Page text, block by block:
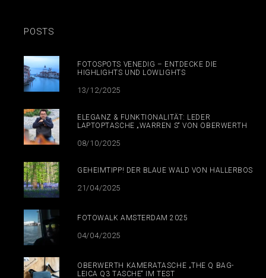
POSTS
FOTOSPOTS VENEDIG – ENTDECKE DIE
HIGHLIGHTS UND LOWLIGHTS
13/12/2025
ELEGANZ & FUNKTIONALITÄT: LEDER
LAPTOPTASCHE „WARREN S“ VON OBERWERTH
08/10/2025
GEHEIMTIPP! DER BLAUE WALD VON HALLERBOS
21/04/2025
FOTOWALK AMSTERDAM 2025
04/04/2025
OBERWERTH KAMERATASCHE „THE Q BAG-
LEICA Q3 TASCHE“ IM TEST